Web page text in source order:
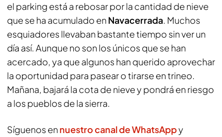
el parking está a rebosar por la cantidad de nieve
que se ha acumulado en Navacerrada. Muchos
esquiadores llevaban bastante tiempo sin ver un
día así. Aunque no son los únicos que se han
acercado, ya que algunos han querido aprovechar
la oportunidad para pasear o tirarse en trineo.
Mañana, bajará la cota de nieve y pondrá en riesgo
a los pueblos de la sierra.
Síguenos en nuestro canal de WhatsAppy